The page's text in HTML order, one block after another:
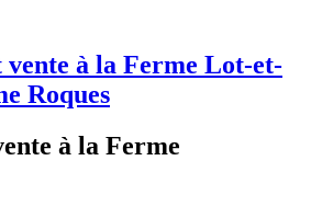
à la Ferme